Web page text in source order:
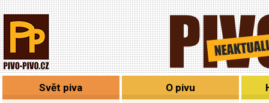
Svět piva O pivu